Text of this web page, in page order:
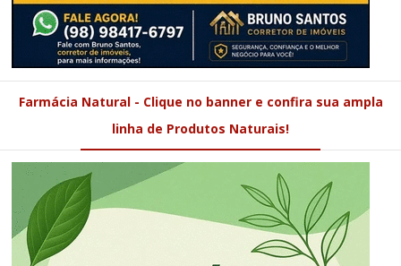
Farmácia Natural - Clique no banner e confira sua ampla
linha de Produtos Naturais!